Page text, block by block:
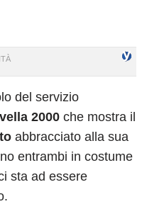
del servizio
2000 che mostra il
abbracciato alla sua
entrambi in costume
sta ad essere